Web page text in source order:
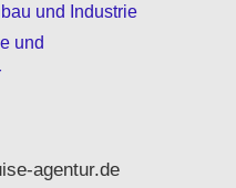
und Industrie
und
agentur.de